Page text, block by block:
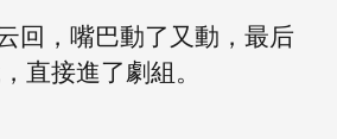
回，嘴巴動了又動，最后
直接進了劇組。